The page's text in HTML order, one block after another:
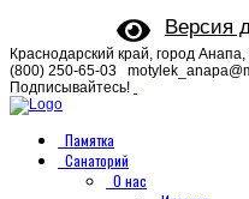
Версия
Краснодарский край, город
(800) 250-65-03
Подписывайтесь!
Памятка
Санаторий
О нас